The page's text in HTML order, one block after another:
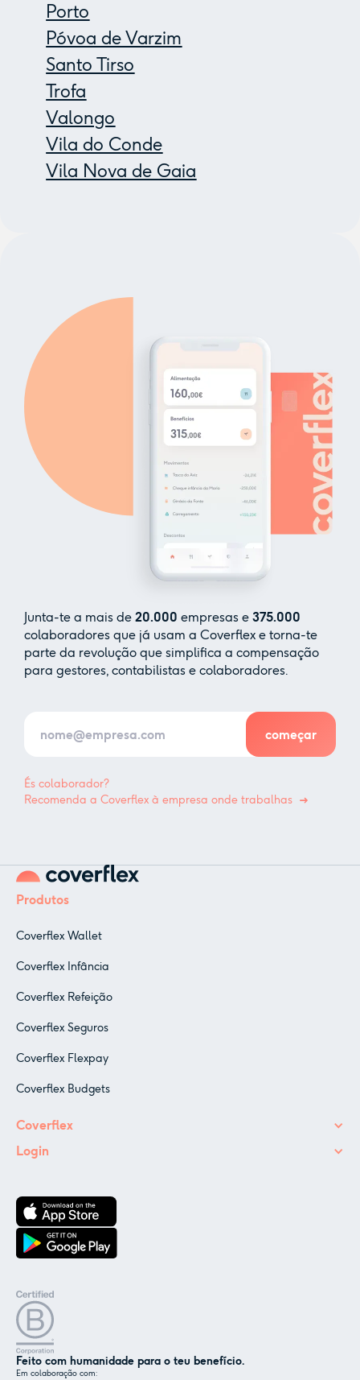
Porto
Póvoa de Varzim
Santo Tirso
Trofa
Valongo
Vila do Conde
Vila Nova de Gaia
Junta-te a mais de 20.000 empresas e 375.000
colaboradores que já usam a Coverflex e torna-te
parte da revolução que simplifica a compensação
para gestores, contabilistas e colaboradores.
És colaborador?
Recomenda a Coverflex à empresa onde trabalhas
Produtos
Coverflex Wallet
Coverflex Infância
Coverflex Refeição
Coverflex Seguros
Coverflex Flexpay
Coverflex Budgets
Coverflex
Login
Feito com humanidade para o teu benefício.
Em colaboração com: